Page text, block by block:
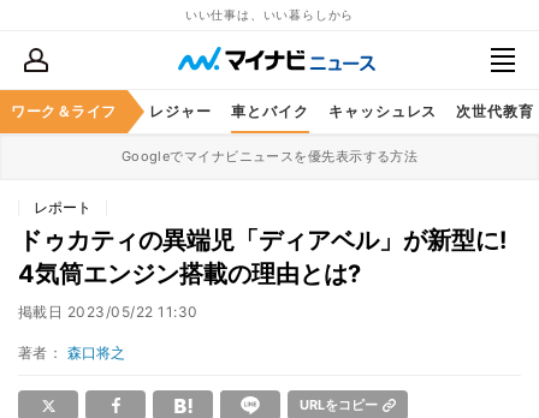
いい仕事は、いい暮らしから
ワーク＆ライフ
スケア グルメ レジャー 車とバイク キャッシュレス 次世代教育
Googleでマイナビニュースを優先表示する方法
レポート
ドゥカティの異端児「ディアベル」が新型に!
4気筒エンジン搭載の理由とは?
掲載日 2023/05/22 11:30
著者： 森口将之
URLをコピー